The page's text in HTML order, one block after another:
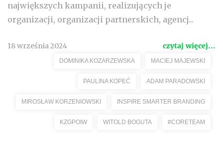
największych kampanii, realizujących je
organizacji, organizacji partnerskich, agencj...
18 września 2024 czytaj więcej...
DOMINIKA KOZARZEWSKA MACIEJ MAJEWSKI
PAULINA KOPEĆ ADAM PARADOWSKI
MIROSŁAW KORZENIOWSKI INSPIRE SMARTER BRANDING
KZGPOIW WITOLD BOGUTA #CORETEAM